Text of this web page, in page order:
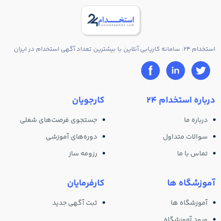
استخدام 24: سامانه کاریابی آنلاین با بیشترین تعداد آگهی استخدام در ایران
درباره استخدام 24
درباره ما
سوالات متداول
تماس با ما
آموزشگاه ها
آموزشگاه ها
کارجویان
جستجوی فرصت‌های شغلی
دوره‌های آموزشی
رزومه ساز
کارفرمایان
ثبت آگهی جدید